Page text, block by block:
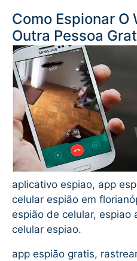
Como Espionar O
Outra Pessoa
aplicativo espiao, app
celular espião em
espião de celular, espiao
celular espiao.
app espião gratis,